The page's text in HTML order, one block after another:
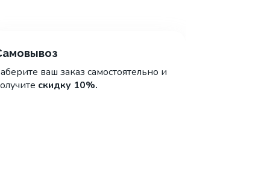
ваш заказ самостоятельно и
скидку 10%.